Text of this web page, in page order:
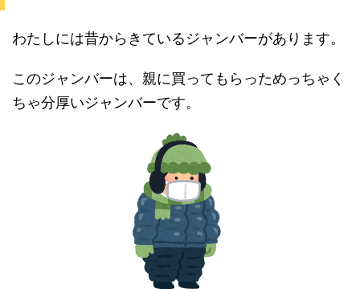
わたしには昔からきているジャンバーがあります。
このジャンバーは、親に買ってもらっためっちゃく
ちゃ分厚いジャンバーです。